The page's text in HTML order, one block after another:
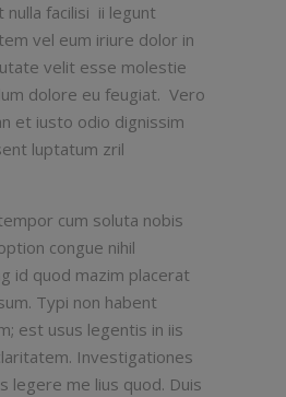
facilisi ii legunt
vel eum iriure dolor in
velit esse molestie
dolore eu feugiat. Vero
et iusto odio dignissim
luptatum zril
cum soluta nobis
congue nihil
id quod mazim placerat
Typi non habent
est usus legentis in iis
Investigationes
legere me lius quod. Duis